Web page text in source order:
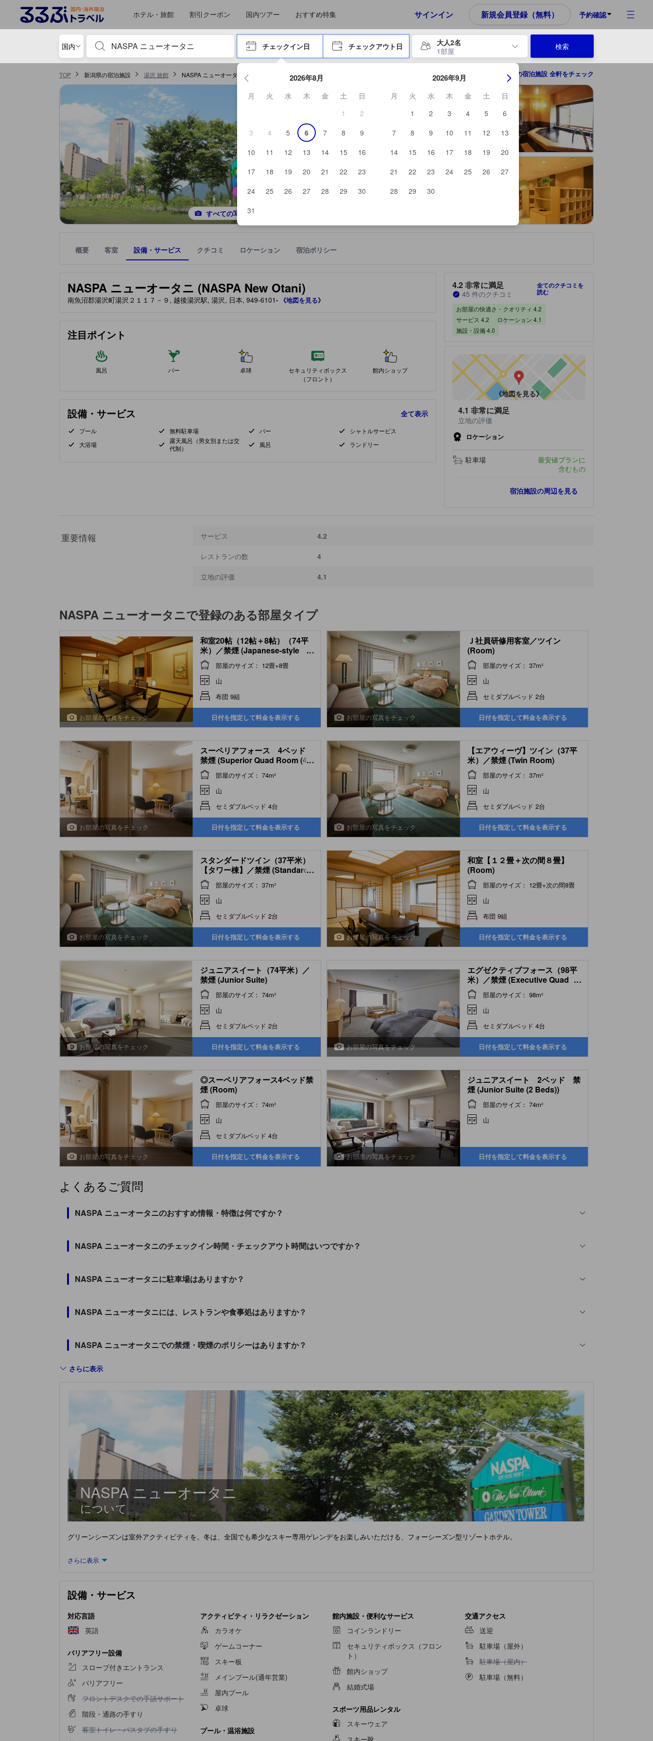
ホテル・旅館 割引クーポン 国内ツアー おすすめ特集 サインイン 新規会員登録（無料） 予約確認
国内
宿泊施設名やキーワードを入力し、矢印キーやタブキーで進み、エンターキーを押して内容を確定して、検索します。
チェックイン日 チェックアウト日
大人2名
1部屋
エンターキーを押して日付選択画面の操作を開始します。方向キーを使用して、チェックイン日とチェックアウト日を移動します。
2026年8月
月 火 水 木 金 土
日
1
2
3
4 5 6 7 8
9
10
11 12 13 14 15
16
17
18 19 20 21 22
23
24
25 26 27 28 29
30
31
2026年9月
月 火 水 木 金 土
日
1
2 3 4 5
6
7
8 9 10 11 12
13
14
15 16 17 18 19
20
21
22 23 24 25 26
27
28
29 30
検索
TOP 新潟県の宿泊施設 湯沢 旅館 NASPA ニューオータニを予約する 湯沢の宿泊施設 全軒をチェック
すべての写真を見る
概要 客室 設備・サービス クチコミ ロケーション 宿泊ポリシー
NASPA ニューオータニ (NASPA New Otani)
tooltip
星評価は、提携サイトから受け取った情報であり、宿泊施設に備わっていると予測される快適さや客室のレベルを示すものです。
南魚沼郡湯沢町湯沢２１１７－９, 越後湯沢駅, 湯沢, 日本, 949-6101- 《地図を見る》
注目ポイント
風呂 バー 卓球
セキュリティボックス
（フロント）
館内ショップ
設備・サービス 全て表示
プール 無料駐車場 バー
シャトルサービス
大浴場
露天風呂（男女別または交
代制）
風呂 ランドリー
宿泊施設のクチコミスコア：4.2 / 5 非常に満足 45 件のクチコミ
4.2非常に満足
45 件のクチコミ
全てのクチコミを
読む
お部屋の快適さ・クオリティ 4.2
サービス 4.2
ロケーション 4.1
施設・設備 4.0
《地図を見る》
4.1 非常に満足
立地の評価
ロケーション
駐車場
最安値プランに
含むもの
宿泊施設の周辺を見る
重要情報 サービス 4.2
レストランの数 4
立地の評価 4.1
NASPA ニューオータニで登録のある部屋タイプ
お部屋の写真をチェック
和室20帖（12帖＋8帖）（74平
米）／禁煙 (Japanese-style
Room )
...
部屋のサイズ： 12畳+8畳
山
布団 9組
日付を指定して料金を表示する お部屋の写真をチェック
Ｊ社員研修用客室／ツイン
(Room)
部屋のサイズ： 37m²
山
セミダブルベッド 2台
日付を指定して料金を表示する
お部屋の写真をチェック
スーペリアフォース 4ベッド
禁煙 (Superior Quad Room (4
Beds))
...
部屋のサイズ： 74m²
山
セミダブルベッド 4台
日付を指定して料金を表示する お部屋の写真をチェック
【エアウィーヴ】ツイン（37平
米）／禁煙 (Twin Room)
部屋のサイズ： 37m²
山
セミダブルベッド 2台
日付を指定して料金を表示する
お部屋の写真をチェック
スタンダードツイン（37平米）
【タワー棟】／禁煙 (Standard
Twin Room (Tower Wing))
...
部屋のサイズ： 37m²
山
セミダブルベッド 2台
日付を指定して料金を表示する お部屋の写真をチェック
和室【１２畳＋次の間８畳】
(Room)
部屋のサイズ： 12畳+次の間8畳
山
布団 9組
日付を指定して料金を表示する
お部屋の写真をチェック
ジュニアスイート（74平米）／
禁煙 (Junior Suite)
部屋のサイズ： 74m²
山
セミダブルベッド 2台
日付を指定して料金を表示する お部屋の写真をチェック
エグゼクティブフォース（98平
米）／禁煙 (Executive Quad
Room)
...
部屋のサイズ： 98m²
山
セミダブルベッド 4台
日付を指定して料金を表示する
お部屋の写真をチェック
◎スーペリアフォース4ベッド禁
煙 (Room)
部屋のサイズ： 74m²
山
セミダブルベッド 4台
日付を指定して料金を表示する お部屋の写真をチェック
ジュニアスイート 2ベッド 禁
煙 (Junior Suite (2 Beds))
部屋のサイズ： 74m²
山
日付を指定して料金を表示する
よくあるご質問
NASPA ニューオータニのおすすめ情報・特徴は何ですか？
NASPA ニューオータニのチェックイン時間・チェックアウト時間はいつですか？
NASPA ニューオータニに駐車場はありますか？
NASPA ニューオータニには、レストランや食事処はありますか？
NASPA ニューオータニでの禁煙・喫煙のポリシーはありますか？
さらに表示
NASPA ニューオータニ
について
グリーンシーズンは室外アクティビティを。冬は、全国でも希少なスキー専用ゲレンデをお楽しみいただける、フォーシーズン型リゾートホテル。
さらに表示
設備・サービス
対応言語
英語
バリアフリー設備
スロープ付きエントランス
バリアフリー
フロントデスクでの手話サポート不可
フロントデスクでの手話サポート
階段・通路の手すり
客室トイレ・バスタブの手すり不可
客室トイレ・バスタブの手すり
アクティビティ・リラクゼーション
カラオケ
ゲームコーナー
スキー板
メインプール(通年営業)
屋内プール
卓球
プール・温浴施設
館内施設・便利なサービス
コインランドリー
セキュリティボックス（フロン
ト）
館内ショップ
結婚式場
スポーツ用品レンタル
スキーウェア
スキー靴
交通アクセス
送迎
駐車場（屋外）
駐車場（屋内）不可
駐車場（屋内）
駐車場（無料）
るるぶトラベルに掲載されているクチコミは実際に予約をし、宿泊を終えたゲストから提供されています。実際の経験に基づいた内容であるため、これから宿泊選びをされるユーザーにとっても参考となる信頼で